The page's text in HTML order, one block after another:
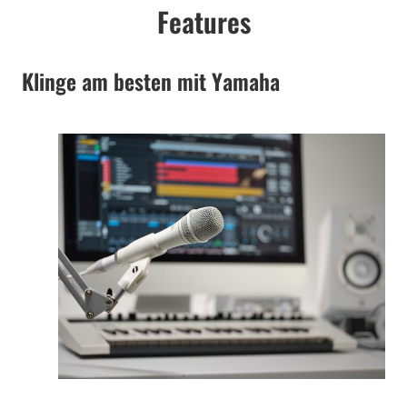
Features
Klinge am besten mit Yamaha